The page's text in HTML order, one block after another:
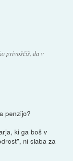
privoščiš, da v
penzijo?
ki ga boš v
ni slaba za